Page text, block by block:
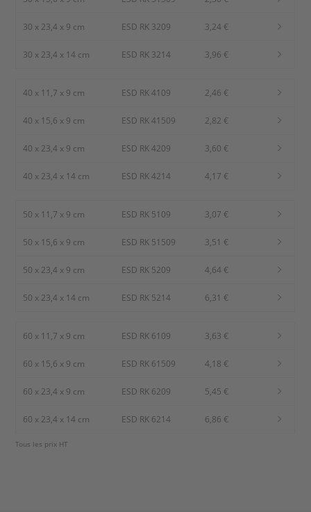
30 x 23,4 x 9 cm ESD RK 3209 3,24 €
30 x 23,4 x 14 cm ESD RK 3214 3,96 €
40 x 11,7 x 9 cm ESD RK 4109 2,46 €
40 x 15,6 x 9 cm ESD RK 41509 2,82 €
40 x 23,4 x 9 cm ESD RK 4209 3,60 €
40 x 23,4 x 14 cm ESD RK 4214 4,17 €
50 x 11,7 x 9 cm ESD RK 5109 3,07 €
50 x 15,6 x 9 cm ESD RK 51509 3,51 €
50 x 23,4 x 9 cm ESD RK 5209 4,64 €
50 x 23,4 x 14 cm ESD RK 5214 6,31 €
60 x 11,7 x 9 cm ESD RK 6109 3,63 €
60 x 15,6 x 9 cm ESD RK 61509 4,18 €
60 x 23,4 x 9 cm ESD RK 6209 5,45 €
60 x 23,4 x 14 cm ESD RK 6214 6,86 €
Tous les prix HT